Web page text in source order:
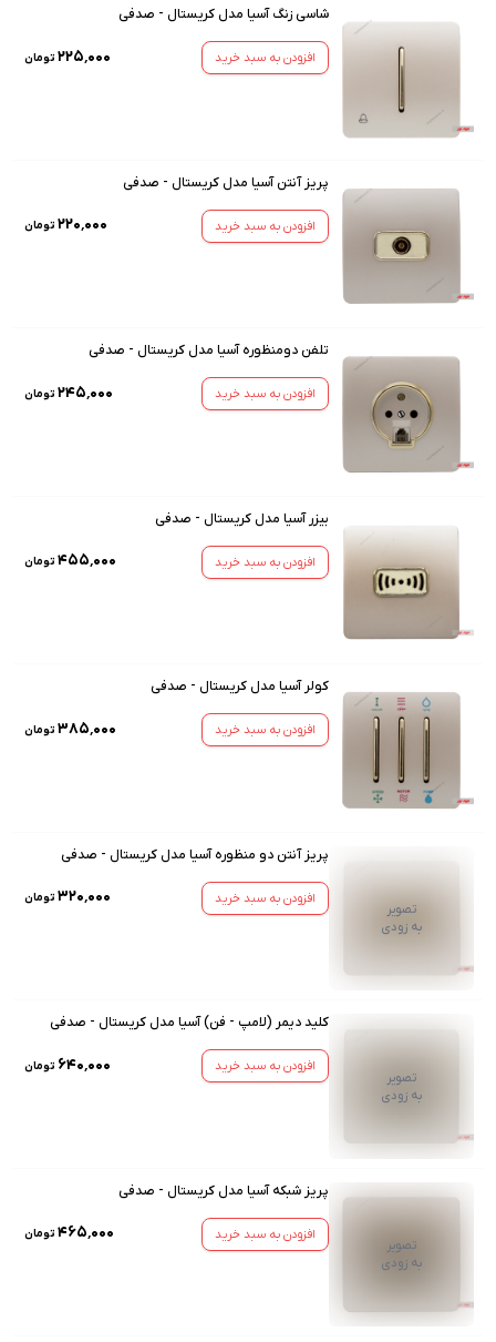
شاسی زنگ آسیا مدل کریستال - صدفی
افزودن به سبد خرید ۲۲۵٬۰۰۰ تومان
پریز آنتن آسیا مدل کریستال - صدفی
افزودن به سبد خرید ۲۲۰٬۰۰۰ تومان
تلفن دومنظوره آسیا مدل کریستال - صدفی
افزودن به سبد خرید ۲۴۵٬۰۰۰ تومان
بیزر آسیا مدل کریستال - صدفی
افزودن به سبد خرید ۴۵۵٬۰۰۰ تومان
کولر آسیا مدل کریستال - صدفی
افزودن به سبد خرید ۳۸۵٬۰۰۰ تومان
تصویر
به زودی
پریز آنتن دو منظوره آسیا مدل کریستال - صدفی
افزودن به سبد خرید ۳۲۰٬۰۰۰ تومان
تصویر
به زودی
کلید دیمر (لامپ - فن) آسیا مدل کریستال - صدفی
افزودن به سبد خرید ۶۴۰٬۰۰۰ تومان
تصویر
به زودی
پریز شبکه آسیا مدل کریستال - صدفی
افزودن به سبد خرید ۴۶۵٬۰۰۰ تومان